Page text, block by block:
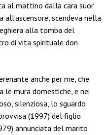
al mattino dalla cara suor
all’ascensore, scendeva nella
alla tomba del
di vita spirituale don
anche per me, che
le mura domestiche, e nei
silenziosa, lo sguardo
(1997) del figlio
annunciata del marito